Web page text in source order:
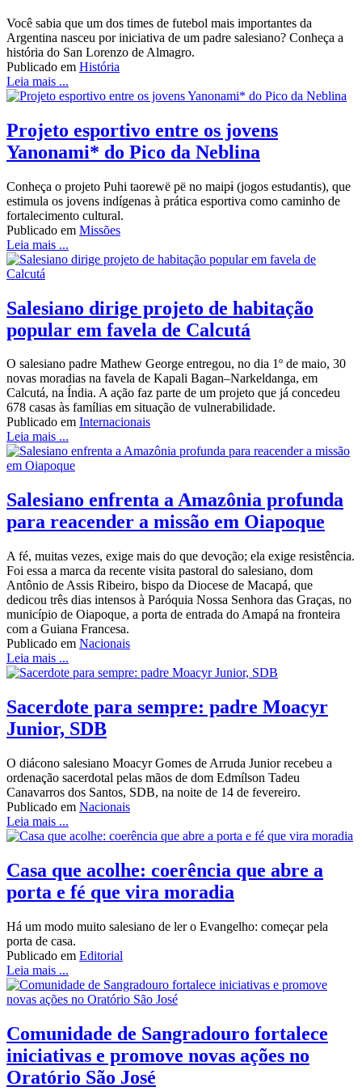
Você sabia que um dos times de futebol mais importantes da
Argentina nasceu por iniciativa de um padre salesiano? Conheça a
história do San Lorenzo de Almagro.
Publicado em História
Leia mais ...
Projeto esportivo entre os jovens
Yanonami* do Pico da Neblina
Conheça o projeto Puhi taorewë pë no maipɨ (jogos estudantis), que
estimula os jovens indígenas à prática esportiva como caminho de
fortalecimento cultural.
Publicado em Missões
Leia mais ...
Salesiano dirige projeto de habitação
popular em favela de Calcutá
O salesiano padre Mathew George entregou, no dia 1º de maio, 30
novas moradias na favela de Kapali Bagan–Narkeldanga, em
Calcutá, na Índia. A ação faz parte de um projeto que já concedeu
678 casas às famílias em situação de vulnerabilidade.
Publicado em Internacionais
Leia mais ...
Salesiano enfrenta a Amazônia profunda
para reacender a missão em Oiapoque
A fé, muitas vezes, exige mais do que devoção; ela exige resistência.
Foi essa a marca da recente visita pastoral do salesiano, dom
Antônio de Assis Ribeiro, bispo da Diocese de Macapá, que
dedicou três dias intensos à Paróquia Nossa Senhora das Graças, no
município de Oiapoque, a porta de entrada do Amapá na fronteira
com a Guiana Francesa.
Publicado em Nacionais
Leia mais ...
Sacerdote para sempre: padre Moacyr
Junior, SDB
O diácono salesiano Moacyr Gomes de Arruda Junior recebeu a
ordenação sacerdotal pelas mãos de dom Edmílson Tadeu
Canavarros dos Santos, SDB, na noite de 14 de fevereiro.
Publicado em Nacionais
Leia mais ...
Casa que acolhe: coerência que abre a
porta e fé que vira moradia
Há um modo muito salesiano de ler o Evangelho: começar pela
porta de casa.
Publicado em Editorial
Leia mais ...
Comunidade de Sangradouro fortalece
iniciativas e promove novas ações no
Oratório São José